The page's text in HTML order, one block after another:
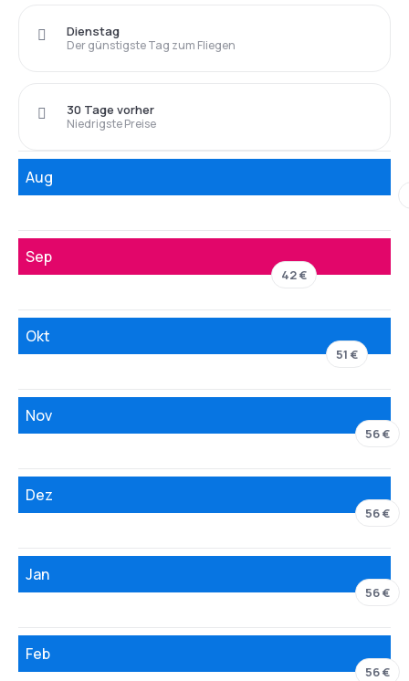
Der günstigste Tag zum Fliegen
Dienstag
Niedrigste Preise
30 Tage vorher
Aug
Sep
42 €
Okt
51 €
Nov
56 €
Dez
56 €
Jan
56 €
Feb
56 €